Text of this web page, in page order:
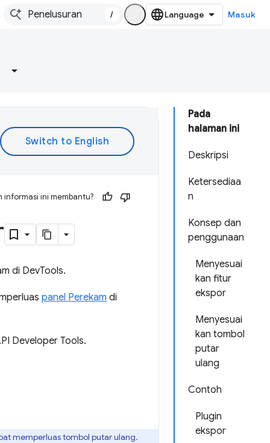
/ Masuk
Pada
halaman ini
Deskripsi
Ketersediaa
n
Konsep dan
penggunaan
Menyesuai
kan fitur
ekspor
Menyesuai
kan tombol
putar
ulang
Contoh
Plugin
ekspor
informasi ini membantu?
di DevTools.
panel Perekam di
Developer Tools.
memperluas tombol putar ulang.